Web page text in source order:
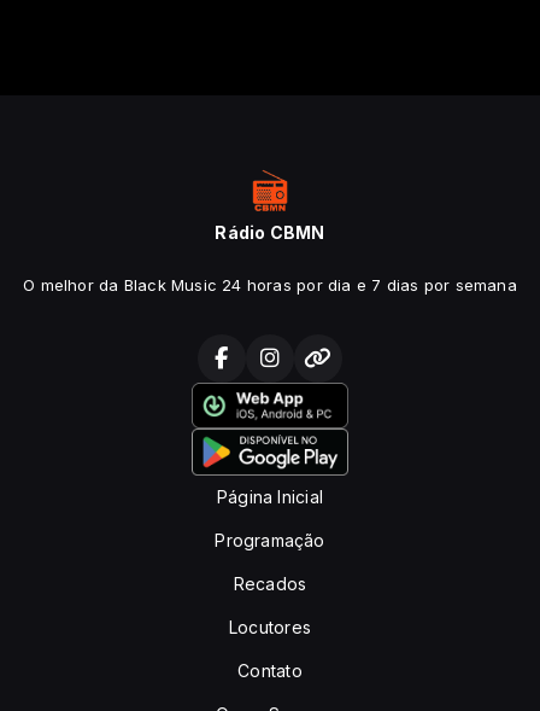
Rádio CBMN
O melhor da Black Music 24 horas por dia e 7 dias por semana
Página Inicial
Programação
Recados
Locutores
Contato